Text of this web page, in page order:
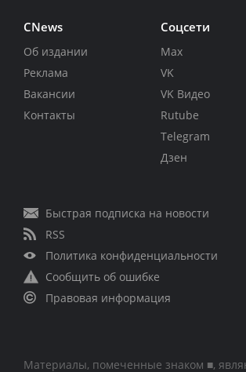
CNews
Об издании
Реклама
Вакансии
Контакты
Соцсети
Max
VK
VK Видео
Rutube
Telegram
Дзен
Быстрая подписка на новости
RSS
Политика конфиденциальности
Сообщить об ошибке
Правовая информация
Материалы, помеченные знаком ■,